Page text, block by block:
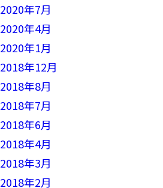
2020年7月
2020年4月
2020年1月
2018年12月
2018年8月
2018年7月
2018年6月
2018年4月
2018年3月
2018年2月